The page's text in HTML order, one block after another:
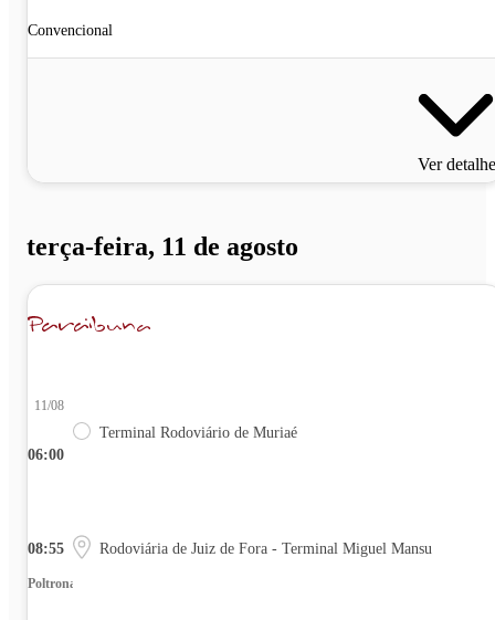
Convencional
Ver
terça-feira, 11 de agosto
06:00
11/08
Terminal Rodoviário de Muriaé
08:55 Rodoviária de Juiz de Fora - Terminal Miguel Mansu
Poltrona